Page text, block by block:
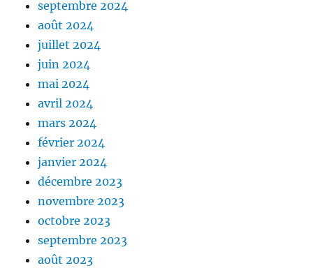
septembre 2024
août 2024
juillet 2024
juin 2024
mai 2024
avril 2024
mars 2024
février 2024
janvier 2024
décembre 2023
novembre 2023
octobre 2023
septembre 2023
août 2023